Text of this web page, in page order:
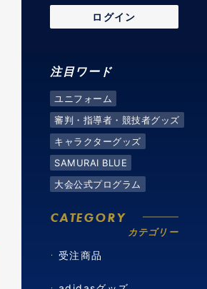
ログイン
注目ワード
ユニフォーム
審判・指導者・競技者グッズ
キャラクターグッズ
SAMURAI BLUE
大会公式プログラム
CATEGORY
カテゴリー
受注商品